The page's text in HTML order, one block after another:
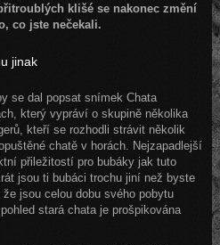
klišé se nakonec změní
co jste nečekali.
jinak
se dal popsat snímek Chata
který vypráví o skupině několika
kteří se rozhodli strávit několik
chatě v horách. Nejzapadlejší
přiležitostí pro bubáky jak tuto
jsou ti bubáci trochu jiní než byste
jsou celou dobu svého pobytu
stará chata je prošpikována